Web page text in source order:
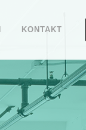
KONTAKT